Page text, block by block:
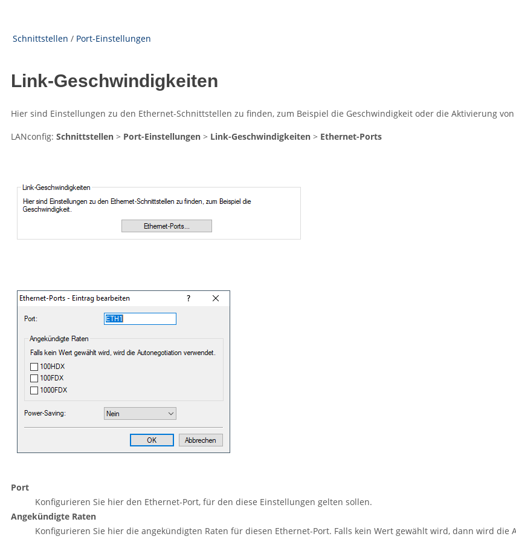
Schnittstellen / Port-Einstellungen
Link-Geschwindigkeiten
Hier sind Einstellungen zu den Ethernet-Schnittstellen zu finden, zum Beispiel die Geschwindigkeit oder die Aktivierung von
LANconfig: Schnittstellen > Port-Einstellungen > Link-Geschwindigkeiten > Ethernet-Ports
Port
Konfigurieren Sie hier den Ethernet-Port, für den diese Einstellungen gelten sollen.
Angekündigte Raten
Konfigurieren Sie hier die angekündigten Raten für diesen Ethernet-Port. Falls kein Wert gewählt wird, dann wird die